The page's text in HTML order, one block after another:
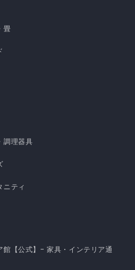
畳
調理器具
ニティ
館【公式】- 家具・インテリア通